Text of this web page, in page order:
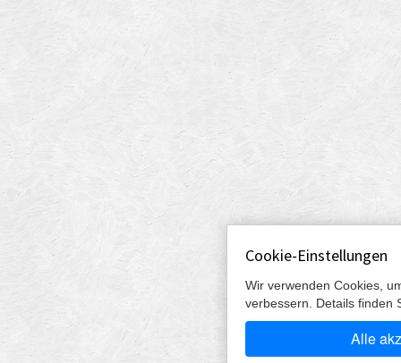
Cookie-Einstellungen
Wir verwenden Cookies,
verbessern. Details finden
Alle